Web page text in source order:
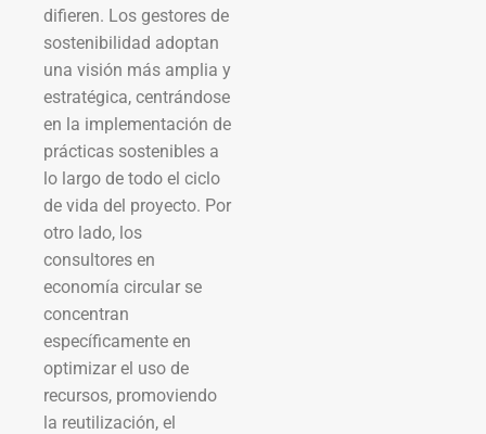
difieren. Los gestores de
sostenibilidad adoptan
una visión más amplia y
estratégica, centrándose
en la implementación de
prácticas sostenibles a
lo largo de todo el ciclo
de vida del proyecto. Por
otro lado, los
consultores en
economía circular se
concentran
específicamente en
optimizar el uso de
recursos, promoviendo
la reutilización, el